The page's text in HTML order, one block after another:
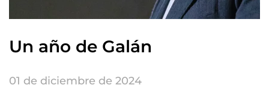
Un año de Galán
01 de diciembre de 2024